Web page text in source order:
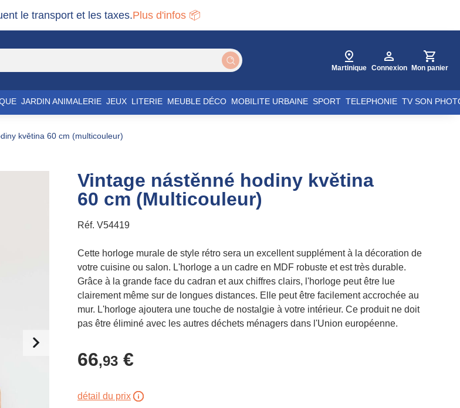
le transport et les taxes.Plus d'infos 📦
Martinique Connexion Mon panier
JARDIN ANIMALERIE JEUX LITERIE MEUBLE DÉCO MOBILITE URBAINE SPORT TELEPHONIE TV SON
květina 60 cm (multicouleur)
Vintage nástěnné hodiny květina
60 cm (Multicouleur)
Réf. V54419
Cette horloge murale de style rétro sera un excellent supplément à la décoration de
votre cuisine ou salon. L'horloge a un cadre en MDF robuste et est très durable.
Grâce à la grande face du cadran et aux chiffres clairs, l'horloge peut être lue
clairement même sur de longues distances. Elle peut être facilement accrochée au
mur. L'horloge ajoutera une touche de nostalgie à votre intérieur. Ce produit ne doit
pas être éliminé avec les autres déchets ménagers dans l'Union européenne.
66,93 €
détail du prix